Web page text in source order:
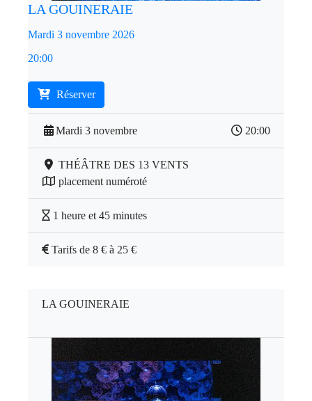
LA GOUINERAIE
Mardi 3 novembre 2026
20:00
Réserver
Mardi 3 novembre 20:00
THÉÂTRE DES 13 VENTS
placement numéroté
1 heure et 45 minutes
Tarifs de 8 € à 25 €
LA GOUINERAIE